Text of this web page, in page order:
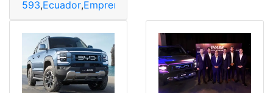
593,Ecuador,Emprende